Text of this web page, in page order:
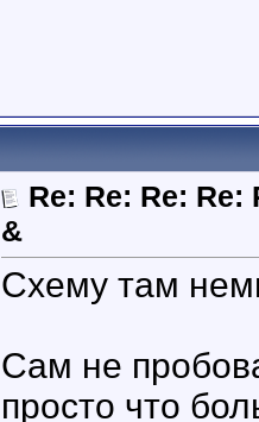
Re: Re: Re: Re:
&
Схему там
Сам не
просто что